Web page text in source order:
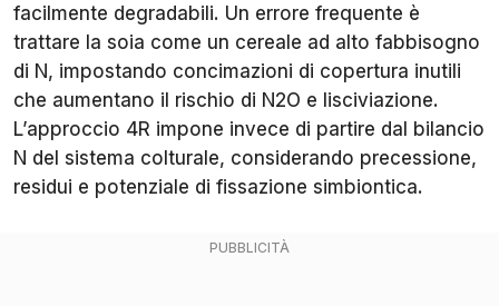
facilmente degradabili. Un errore frequente è
trattare la soia come un cereale ad alto fabbisogno
di N, impostando concimazioni di copertura inutili
che aumentano il rischio di N2O e lisciviazione.
L’approccio 4R impone invece di partire dal bilancio
N del sistema colturale, considerando precessione,
residui e potenziale di fissazione simbiontica.